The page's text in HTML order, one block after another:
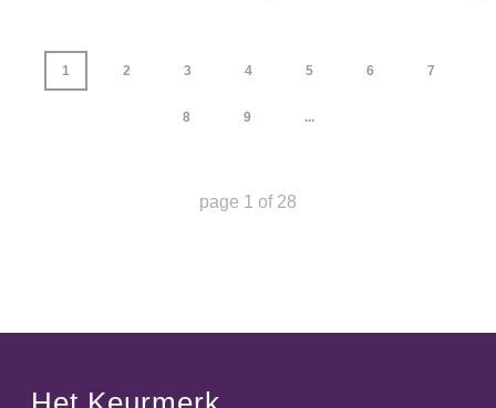
1 2 3 4 5 6 7
8 9 ...
page 1 of 28